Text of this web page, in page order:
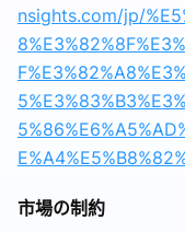
nsights.com/jp/
市場の制約